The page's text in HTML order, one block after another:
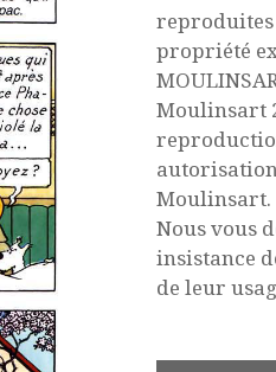
reproduites
propriété
Moulinsart
Moulinsart.
Nous vous
insistance
de leur